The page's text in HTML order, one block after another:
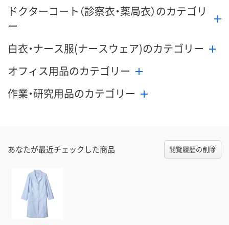
ドクターコート（診察衣・薬局衣）のカテゴリ
ー
白衣・ナース服(ナースウェア)のカテゴリー
オフィス用品のカテゴリー
作業・研究用品のカテゴリー
あなたが最近チェックした商品 閲覧履歴の削除